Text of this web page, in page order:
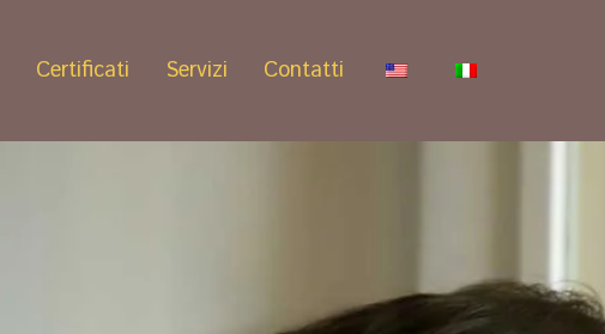
Certificati Servizi Contatti